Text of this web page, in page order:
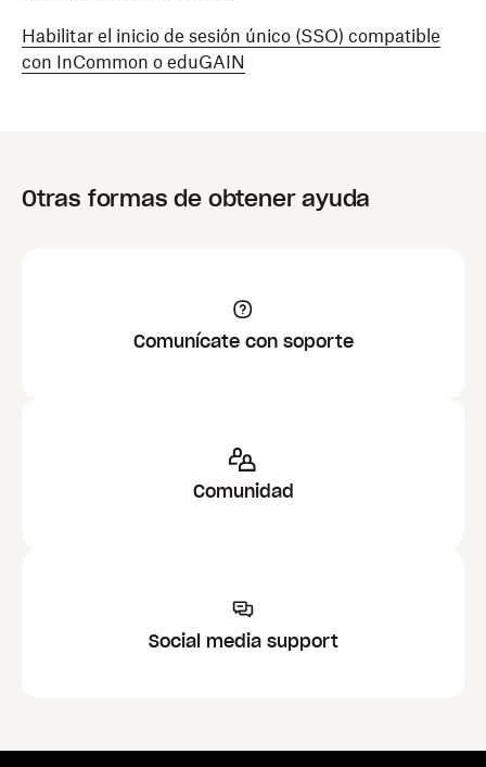
Habilitar el inicio de sesión único (SSO) compatible
con InCommon o eduGAIN
Otras formas de obtener ayuda
Comunícate con soporte
Comunidad
Social media support